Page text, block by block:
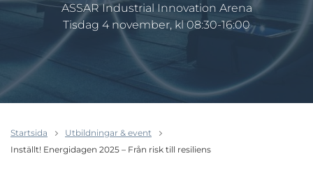
ASSAR Industrial Innovation Arena
Tisdag 4 november, kl 08:30-16:00
Startsida
Utbildningar & event
Inställt! Energidagen 2025 – Från risk till resiliens